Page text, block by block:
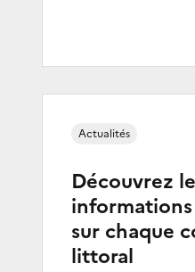
Découvrez
sur chaque
littoral
Actualités